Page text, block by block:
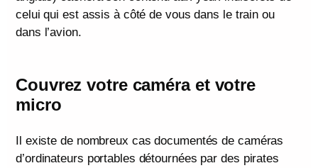
celui qui est assis à côté de vous dans le train ou
dans l’avion.
Couvrez votre caméra et votre
micro
Il existe de nombreux cas documentés de caméras
d’ordinateurs portables détournées par des pirates